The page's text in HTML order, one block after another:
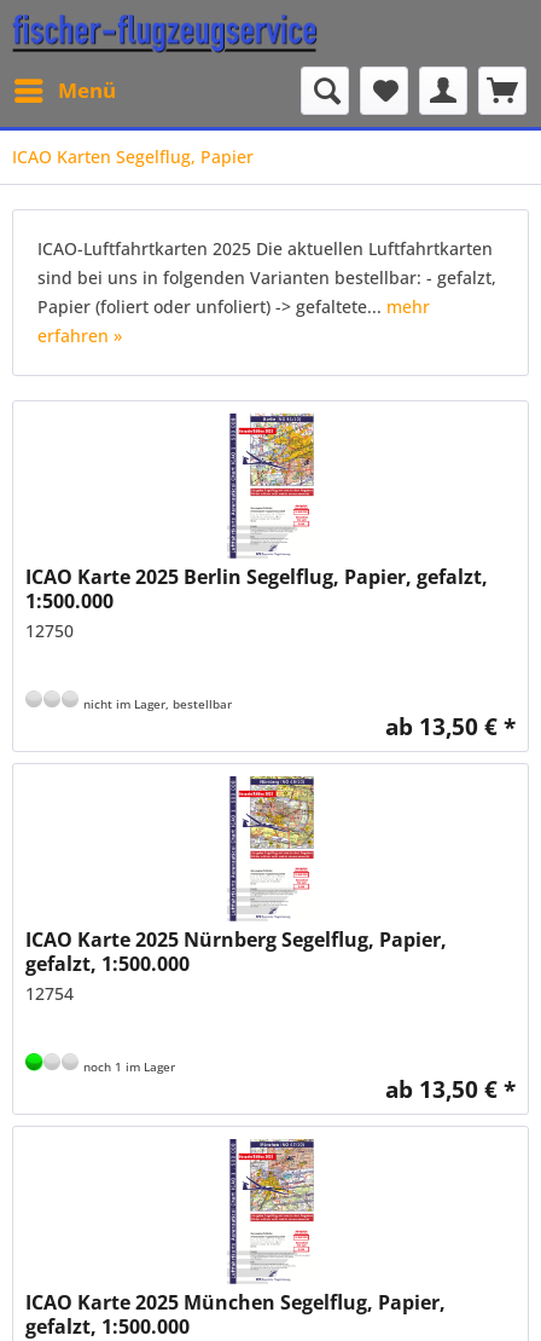
Menü
ICAO Karten Segelflug, Papier
ICAO-Luftfahrtkarten 2025 Die aktuellen Luftfahrtkarten
sind bei uns in folgenden Varianten bestellbar: - gefalzt,
Papier (foliert oder unfoliert) -> gefaltete... mehr
erfahren »
ICAO Karte 2025 Berlin Segelflug, Papier, gefalzt,
1:500.000
12750
nicht im Lager, bestellbar
ab 13,50 € *
ICAO Karte 2025 Nürnberg Segelflug, Papier,
gefalzt, 1:500.000
12754
noch 1 im Lager
ab 13,50 € *
ICAO Karte 2025 München Segelflug, Papier,
gefalzt, 1:500.000